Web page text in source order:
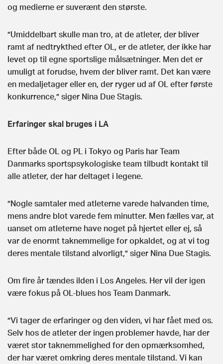
og medierne er suverænt den største.
”Umiddelbart skulle man tro, at de atleter, der bliver
ramt af nedtrykthed efter OL, er de atleter, der ikke har
levet op til egne sportslige målsætninger. Men det er
umuligt at forudse, hvem der bliver ramt. Det kan være
en medaljetager eller en, der ryger ud af OL efter første
konkurrence,” siger Nina Due Stagis.
Erfaringer skal bruges i LA
Efter både OL og PL i Tokyo og Paris har Team
Danmarks sportspsykologiske team tilbudt kontakt til
alle atleter, der har deltaget i legene.
”Nogle samtaler med atleterne varede halvanden time,
mens andre blot varede fem minutter. Men fælles var, at
uanset om atleterne have noget på hjertet eller ej, så
var de enormt taknemmelige for opkaldet, og at vi tog
deres mentale tilstand alvorligt,” siger Nina Due Stagis.
Om fire år tændes ilden i Los Angeles. Her vil der igen
være fokus på OL-blues hos Team Danmark.
”Vi tager de erfaringer og den viden, vi har fået med os.
Selv hos de atleter der ingen problemer havde, har der
været stor taknemmelighed for den opmærksomhed,
der har været omkring deres mentale tilstand. Vi kan